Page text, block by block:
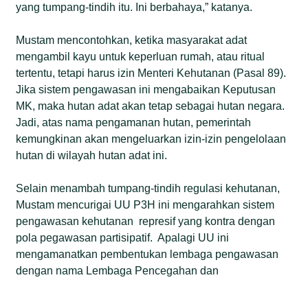
yang tumpang-tindih itu. Ini berbahaya,” katanya.
Mustam mencontohkan, ketika masyarakat adat
mengambil kayu untuk keperluan rumah, atau ritual
tertentu, tetapi harus izin Menteri Kehutanan (Pasal 89).
Jika sistem pengawasan ini mengabaikan Keputusan
MK, maka hutan adat akan tetap sebagai hutan negara.
Jadi, atas nama pengamanan hutan, pemerintah
kemungkinan akan mengeluarkan izin-izin pengelolaan
hutan di wilayah hutan adat ini.
Selain menambah tumpang-tindih regulasi kehutanan,
Mustam mencurigai UU P3H ini mengarahkan sistem
pengawasan kehutanan represif yang kontra dengan
pola pegawasan partisipatif. Apalagi UU ini
mengamanatkan pembentukan lembaga pengawasan
dengan nama Lembaga Pencegahan dan